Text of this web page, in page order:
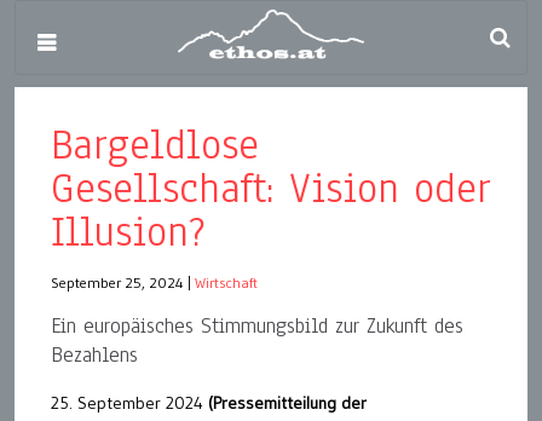
Bargeldlose
Gesellschaft: Vision oder
Illusion?
September 25, 2024 Wirtschaft
Ein europäisches Stimmungsbild zur Zukunft des
Bezahlens
25. September 2024 (Pressemitteilung der